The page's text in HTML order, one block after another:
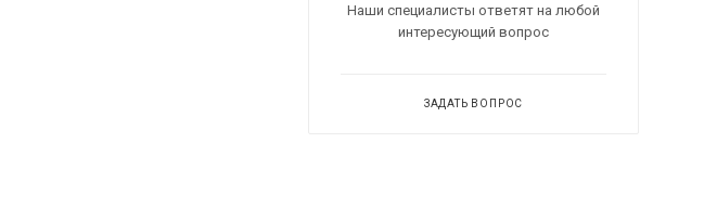
Наши специалисты ответят на любой
интересующий вопрос
ЗАДАТЬ ВОПРОС